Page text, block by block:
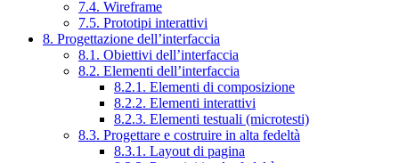
7.4. Wireframe
7.5. Prototipi interattivi
8. Progettazione dell’interfaccia
8.1. Obiettivi dell’interfaccia
8.2. Elementi dell’interfaccia
8.2.1. Elementi di composizione
8.2.2. Elementi interattivi
8.2.3. Elementi testuali (microtesti)
8.3. Progettare e costruire in alta fedeltà
8.3.1. Layout di pagina